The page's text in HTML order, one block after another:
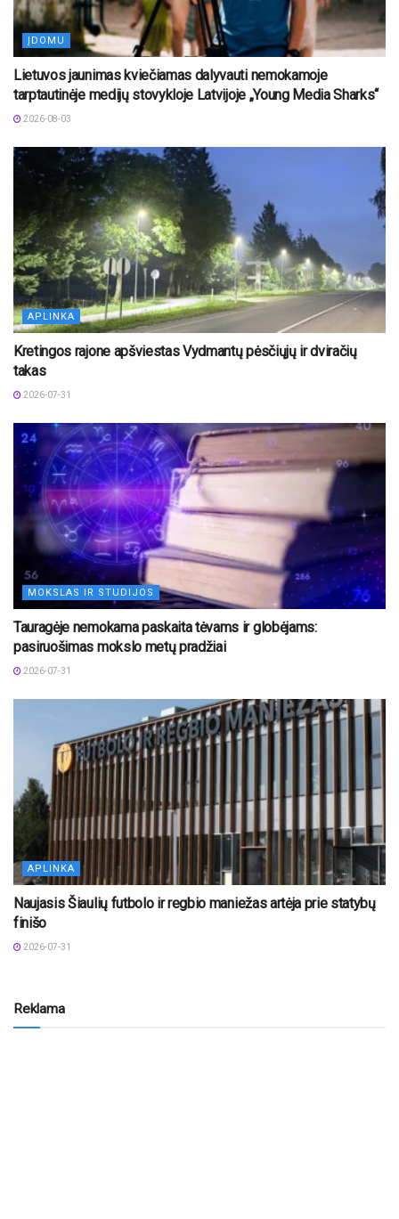
ĮDOMU
Lietuvos jaunimas kviečiamas dalyvauti nemokamoje
tarptautinėje medijų stovykloje Latvijoje „Young Media Sharks“
2026-08-03
APLINKA
Kretingos rajone apšviestas Vydmantų pėsčiųjų ir dviračių
takas
2026-07-31
MOKSLAS IR STUDIJOS
Tauragėje nemokama paskaita tėvams ir globėjams:
pasiruošimas mokslo metų pradžiai
2026-07-31
APLINKA
Naujasis Šiaulių futbolo ir regbio maniežas artėja prie statybų
finišo
2026-07-31
Reklama